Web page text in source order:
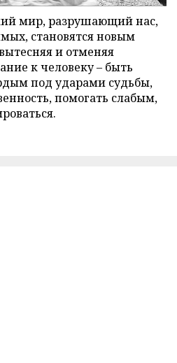
мир, разрушающий нас,
становятся новым
и отменяя
к человеку – быть
под ударами судьбы,
помогать слабым,